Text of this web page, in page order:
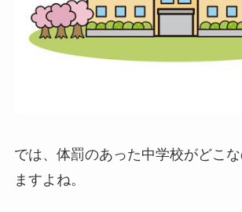
では、体罰のあった中学校がどこ
ますよね。